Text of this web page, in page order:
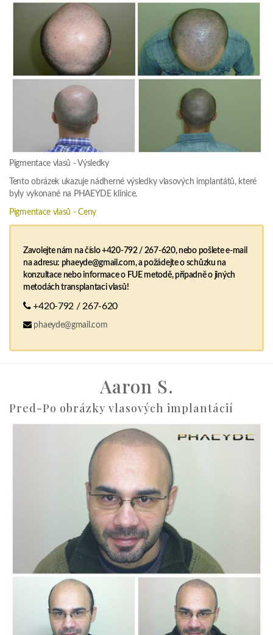
Pigmentace vlasů - Výsledky
Tento obrázek ukazuje nádherné výsledky vlasových implantátů, které
byly vykonané na PHAEYDE klinice.
Pigmentace vlasů - Ceny
Zavolejte nám na číslo +420-792 / 267-620, nebo pošlete e-mail
na adresu: phaeyde@gmail.com, a požádejte o schůzku na
konzultace nebo informace o FUE metodě, případně o jiných
metodách transplantaci vlasů!
+420-792 / 267-620
phaeyde@gmail.com
Aaron S.
Pred-Po obrázky vlasových implantácií